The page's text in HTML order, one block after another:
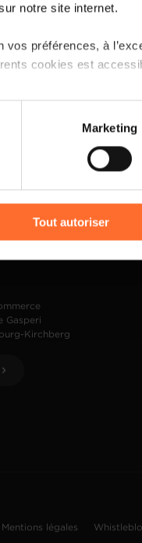
notre site internet.
préférences, à
cookies est
partage sur les réseaux
peuvent être
Marketing
Tout autoriser
Gasperi
Kirchberg
Mentions légales